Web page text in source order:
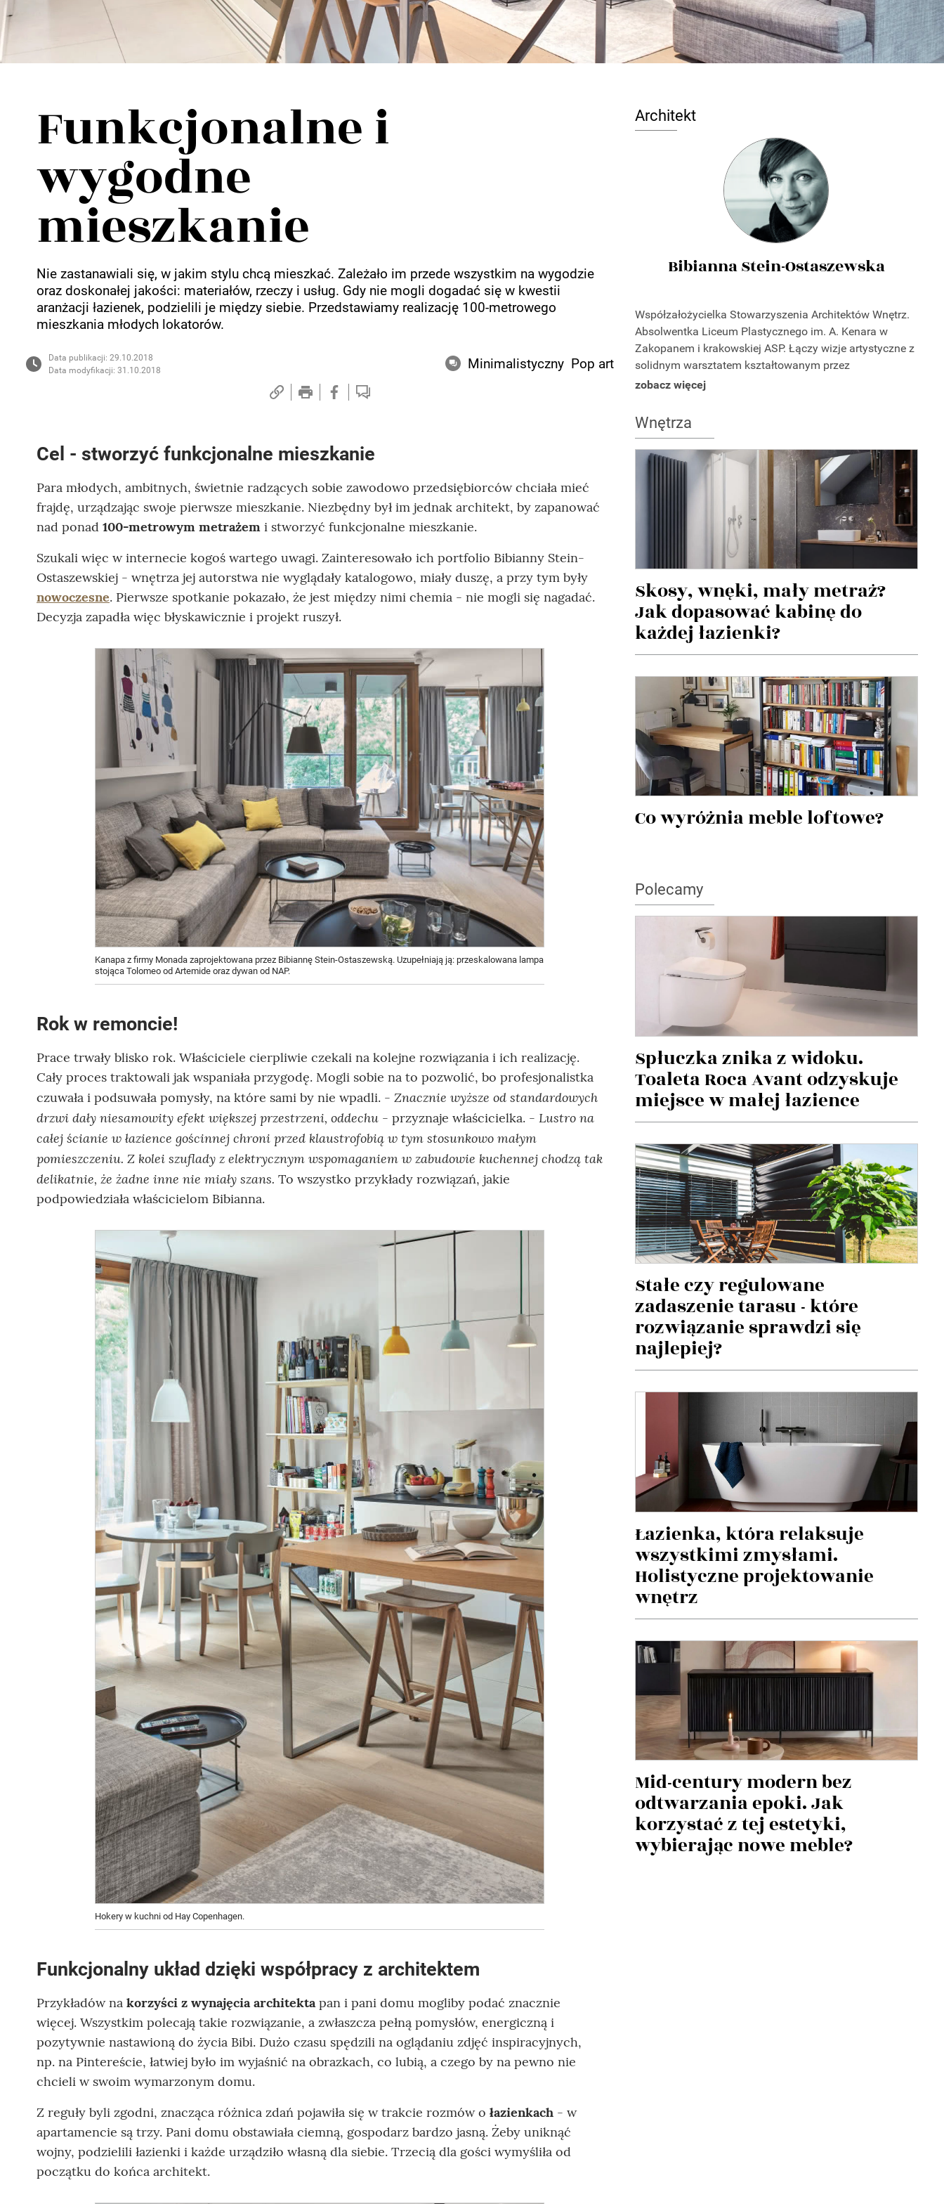
Wellnes
Funkcjonalne i
wygodne
mieszkanie
Nie zastanawiali się, w jakim stylu chcą mieszkać. Zależało im przede wszystkim na wygodzie
oraz doskonałej jakości: materiałów, rzeczy i usług. Gdy nie mogli dogadać się w kwestii
aranżacji łazienek, podzielili je między siebie. Przedstawiamy realizację 100-metrowego
mieszkania młodych lokatorów.
Data publikacji: 29.10.2018
Data modyfikacji: 31.10.2018
Minimalistyczny Pop art
Cel - stworzyć funkcjonalne mieszkanie
Para młodych, ambitnych, świetnie radzących sobie zawodowo przedsiębiorców chciała mieć
frajdę, urządzając swoje pierwsze mieszkanie. Niezbędny był im jednak architekt, by zapanować
nad ponad 100-metrowym metrażem i stworzyć funkcjonalne mieszkanie.
Szukali więc w internecie kogoś wartego uwagi. Zainteresowało ich portfolio Bibianny Stein-
Ostaszewskiej - wnętrza jej autorstwa nie wyglądały katalogowo, miały duszę, a przy tym były
nowoczesne. Pierwsze spotkanie pokazało, że jest między nimi chemia - nie mogli się nagadać.
Decyzja zapadła więc błyskawicznie i projekt ruszył.
Kanapa z firmy Monada zaprojektowana przez Bibiannę Stein-Ostaszewską. Uzupełniają ją: przeskalowana lampa
stojąca Tolomeo od Artemide oraz dywan od NAP.
Rok w remoncie!
Prace trwały blisko rok. Właściciele cierpliwie czekali na kolejne rozwiązania i ich realizację.
Cały proces traktowali jak wspaniała przygodę. Mogli sobie na to pozwolić, bo profesjonalistka
czuwała i podsuwała pomysły, na które sami by nie wpadli. - Znacznie wyższe od standardowych
drzwi dały niesamowity efekt większej przestrzeni, oddechu - przyznaje właścicielka. - Lustro na
całej ścianie w łazience gościnnej chroni przed klaustrofobią w tym stosunkowo małym
pomieszczeniu. Z kolei szuflady z elektrycznym wspomaganiem w zabudowie kuchennej chodzą tak
delikatnie, że żadne inne nie miały szans. To wszystko przykłady rozwiązań, jakie
podpowiedziała właścicielom Bibianna.
Hokery w kuchni od Hay Copenhagen.
Funkcjonalny układ dzięki współpracy z architektem
Przykładów na korzyści z wynajęcia architektapan i pani domu mogliby podać znacznie
więcej. Wszystkim polecają takie rozwiązanie, a zwłaszcza pełną pomysłów, energiczną i
pozytywnie nastawioną do życia Bibi. Dużo czasu spędzili na oglądaniu zdjęć inspiracyjnych,
np. na Pintereście, łatwiej było im wyjaśnić na obrazkach, co lubią, a czego by na pewno nie
chcieli w swoim wymarzonym domu.
Z reguły byli zgodni, znacząca różnica zdań pojawiła się w trakcie rozmów o łazienkach - w
apartamencie są trzy. Pani domu obstawiała ciemną, gospodarz bardzo jasną. Żeby uniknąć
wojny, podzielili łazienki i każde urządziło własną dla siebie. Trzecią dla gości wymyśliła od
początku do końca architekt.
Architekt
Bibianna Stein-Ostaszewska
Współzałożycielka Stowarzyszenia Architektów Wnętrz.
Absolwentka Liceum Plastycznego im. A. Kenara w
Zakopanem i krakowskiej ASP. Łączy wizje artystyczne z
solidnym warsztatem kształtowanym przez
doświadczenie. Zwraca uwagę na proporcje, dąży do
aby czas nie niszczył istoty projektu. Pasja, energia,
wrażliwość - za to jest ceniona przez klientów. W
portfolio Bibi znajdziemy sporo eleganckich wnętrz
popularnych warszawskich restauracji: Kieliszki na
Hożej, Kieliszki na Próżnej, Brasserie, Butchery and Wine,
Rozbrat 20, Wine Corner w Hali Gwardii. Wszystkie te
projekty powstały we współpracy z Elą Kitą.
zobacz więcej
Wnętrza
Skosy, wnęki, mały metraż?
Jak dopasować kabinę do
każdej łazienki?
Co wyróżnia meble loftowe?
Polecamy
Spłuczka znika z widoku.
Toaleta Roca Avant odzyskuje
miejsce w małej łazience
Stałe czy regulowane
zadaszenie tarasu - które
rozwiązanie sprawdzi się
najlepiej?
Łazienka, która relaksuje
wszystkimi zmysłami.
Holistyczne projektowanie
wnętrz
Mid-century modern bez
odtwarzania epoki. Jak
korzystać z tej estetyki,
wybierając nowe meble?